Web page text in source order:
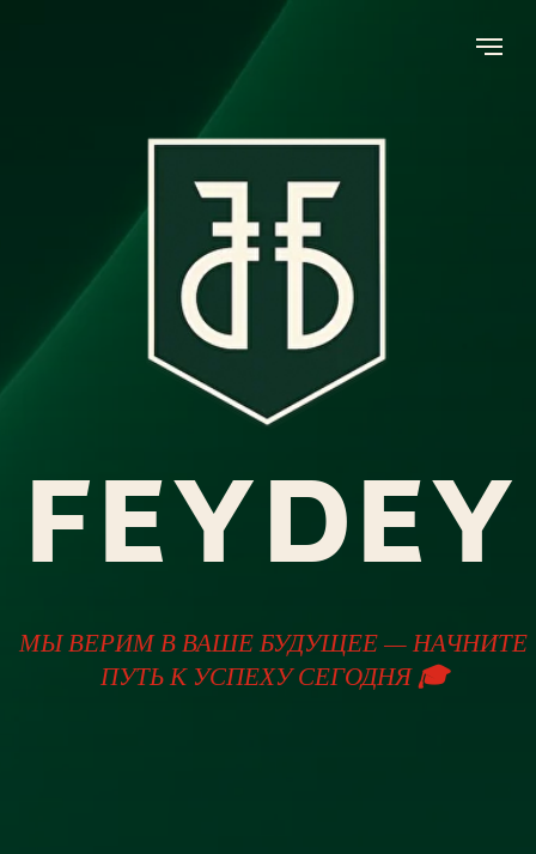
FEYDEY
ПУТЬ К УСПЕХУ СЕГОДНЯ🎓
Открыта регистрацияпо специальной
цене $1595в Международную школу